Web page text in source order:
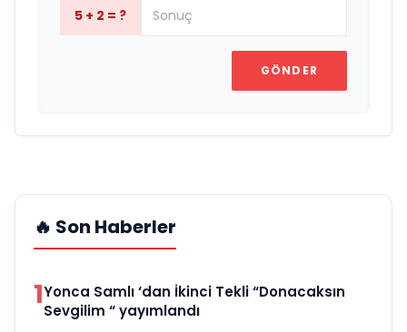
5 + 2 = ?
GÖNDER
🔥 Son Haberler
1Yonca Samlı ‘dan İkinci Tekli “Donacaksın
Sevgilim “ yayımlandı